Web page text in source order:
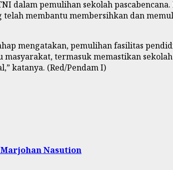
dalam pemulihan sekolah
membantu membersihkan dan
mengatakan, pemulihan fasilitas
masyarakat, termasuk memastikan
katanya. (Red/Pendam I)
Nasution